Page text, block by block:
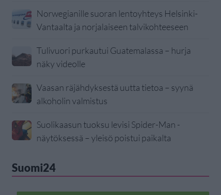
Norwegianille suoran lentoyhteys Helsinki-
Vantaalta ja norjalaiseen talvikohteeseen
Tulivuori purkautui Guatemalassa – hurja
näky videolle
Vaasan räjähdyksestä uutta tietoa – syynä
alkoholin valmistus
Suolikaasun tuoksu levisi Spider-Man -
näytöksessä – yleisö poistui paikalta
Suomi24